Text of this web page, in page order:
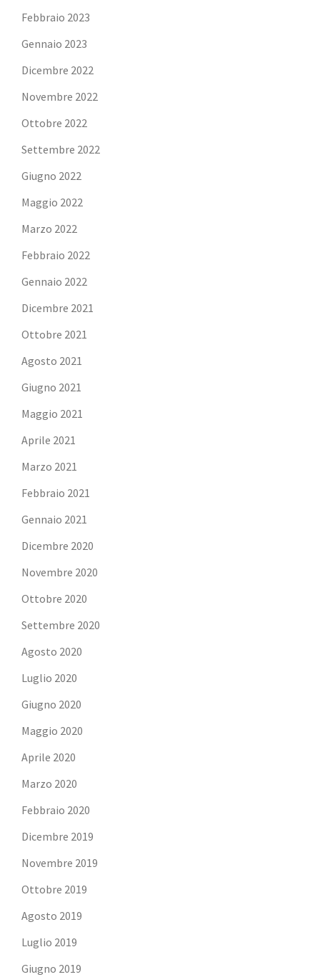
Febbraio 2023
Gennaio 2023
Dicembre 2022
Novembre 2022
Ottobre 2022
Settembre 2022
Giugno 2022
Maggio 2022
Marzo 2022
Febbraio 2022
Gennaio 2022
Dicembre 2021
Ottobre 2021
Agosto 2021
Giugno 2021
Maggio 2021
Aprile 2021
Marzo 2021
Febbraio 2021
Gennaio 2021
Dicembre 2020
Novembre 2020
Ottobre 2020
Settembre 2020
Agosto 2020
Luglio 2020
Giugno 2020
Maggio 2020
Aprile 2020
Marzo 2020
Febbraio 2020
Dicembre 2019
Novembre 2019
Ottobre 2019
Agosto 2019
Luglio 2019
Giugno 2019